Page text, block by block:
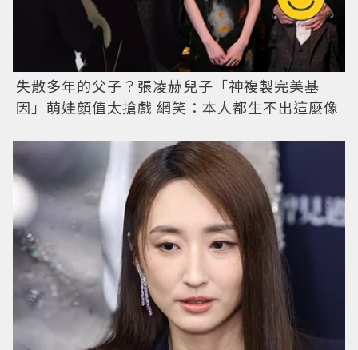
失散多年的父子？張凌赫兒子「神複製完美基
因」萌娃顏值太搶戲 網笑：本人都生不出這麼像